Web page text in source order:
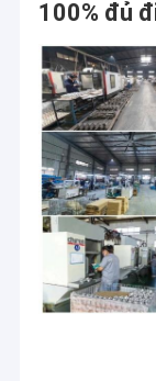
100% đủ